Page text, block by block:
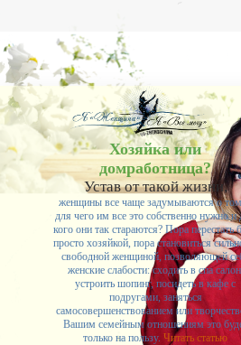
-- Самое большое богатство — это ум. Самая
страхов самый пугающий —
-- Лучшее, что можно сделать с хорошим
никогда не бывает полезен никому,
-- Люблю давать советы и очень не
Хозяйка или
домработница?
Устав от такой жизни,
женщины все чаще задумываются о
для чего им все это собственно нужно и
кого они так стараются? Пора перестать
просто хозяйкой, пора становиться
свободной женщиной, позволяющей
женские слабости: сходить в спа
устроить шопинг, посидеть в кафе с
подругами, заняться
самосовершенствованием или
Вашим семейным отношениям это
только на пользу. Читать статью